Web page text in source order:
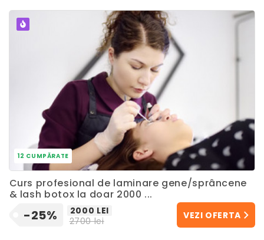
12 CUMPĂRATE
Curs profesional de laminare gene/sprâncene
& lash botox la doar 2000 ...
-25%
2000 LEI
2700 lei
VEZI OFERTA